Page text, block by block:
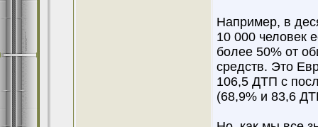
Например, в
10 000 человек
более 50% от
средств. Это
106,5 ДТП с
(68,9% и 83,6